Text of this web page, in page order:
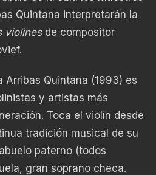
Quintana interpretarán la
violinesde compositor
Arribas Quintana (1993) es
y artistas más
Toca el violín desde
tradición musical de su
paterno (todos
gran soprano checa.